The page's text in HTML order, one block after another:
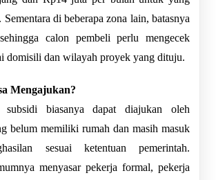
Sementara di beberapa zona lain, batasnya
calon pembeli perlu mengecek
domisili dan wilayah proyek yang dituju.
Mengajukan?
subsidi biasanya dapat diajukan oleh
belum memiliki rumah dan masih masuk
sesuai ketentuan pemerintah.
menyasar pekerja formal, pekerja